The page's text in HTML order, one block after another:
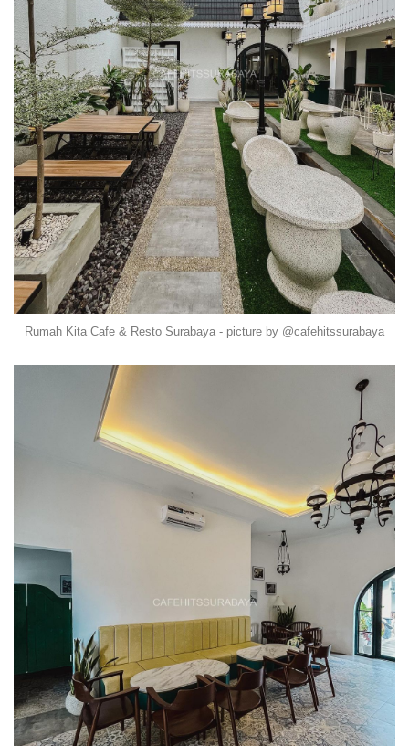
Rumah Kita Cafe & Resto Surabaya - picture by @cafehitssurabaya